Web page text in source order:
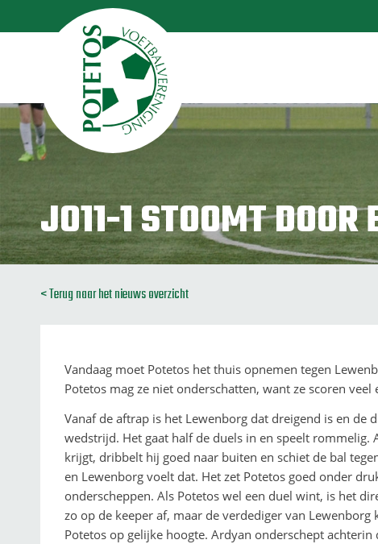
JO11-1 STOOMT
< Terug naar het nieuws overzicht
Vandaag moet Potetos het thuis opnemen tegen
Potetos mag ze niet onderschatten, want ze scoren
Vanaf de aftrap is het Lewenborg dat dreigend is en de
wedstrijd. Het gaat half de duels in en speelt rommelig.
krijgt, dribbelt hij goed naar buiten en schiet de bal
en Lewenborg voelt dat. Het zet Potetos goed onder
onderscheppen. Als Potetos wel een duel wint, is het
zo op de keeper af, maar de verdediger van
Potetos op gelijke hoogte. Ardyan onderschept